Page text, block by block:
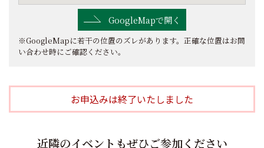
GoogleMapで開く
※GoogleMapに若干の位置のズレがあります。正確な位置はお問
い合わせ時にご確認ください。
お申込みは終了いたしました
近隣のイベントもぜひご参加ください